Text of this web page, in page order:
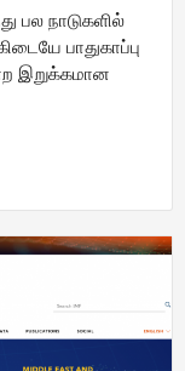
நாடுகளில்
பாதுகாப்பு
இறுக்கமான